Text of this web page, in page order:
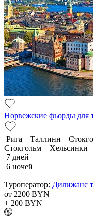
Норвежские фьорды для
Рига – Таллинн –
Стокгольм – Хельсинки
7 дней
6 ночей
Туроператор: Дилижанс
от 2200 BYN
+ 200 BYN